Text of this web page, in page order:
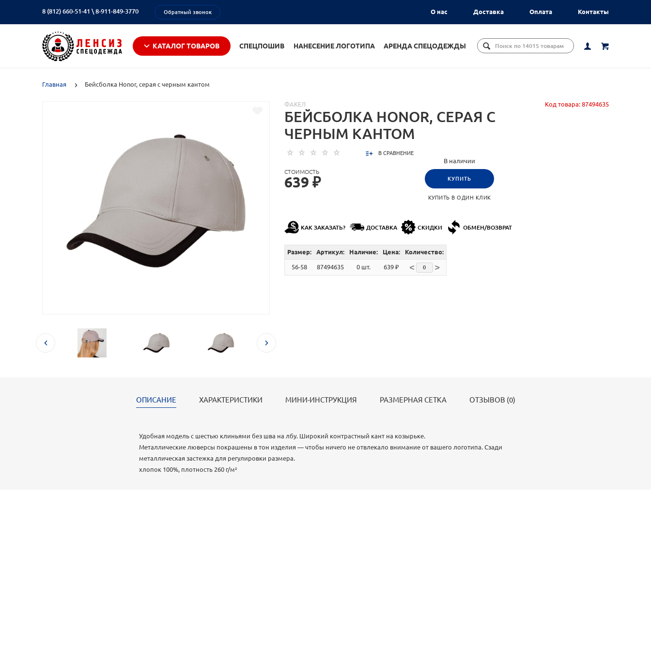
8 (812) 660-51-41 \ 8-911-849-3770 Обратный звонок О нас Доставка Оплата Контакты
КАТАЛОГ ТОВАРОВ СПЕЦПОШИВ НАНЕСЕНИЕ ЛОГОТИПА АРЕНДА СПЕЦОДЕЖДЫ
Главная Бейсболка Honor, серая с черным кантом
Код товара: 87494635
ФАКЕЛ
БЕЙСБОЛКА HONOR, СЕРАЯ С
ЧЕРНЫМ КАНТОМ
В СРАВНЕНИЕ
СТОИМОСТЬ
639 ₽
В наличии
КУПИТЬ
КУПИТЬ В ОДИН КЛИК
КАК ЗАКАЗАТЬ? ДОСТАВКА СКИДКИ ОБМЕН/ВОЗВРАТ
Размер: Артикул: Наличие: Цена: Количество:
56-58 87494635 0 шт. 639 ₽ < >
ОПИСАНИЕ ХАРАКТЕРИСТИКИ МИНИ-ИНСТРУКЦИЯ РАЗМЕРНАЯ СЕТКА ОТЗЫВОВ (0)
Удобная модель с шестью клиньями без шва на лбу. Широкий контрастный кант на козырьке.
Металлические люверсы покрашены в тон изделия — чтобы ничего не отвлекало внимание от вашего логотипа. Сзади
металлическая застежка для регулировки размера.
хлопок 100%, плотность 260 г/м²